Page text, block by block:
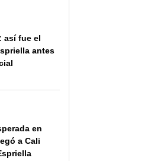
así fue el
antes
en
a Cali